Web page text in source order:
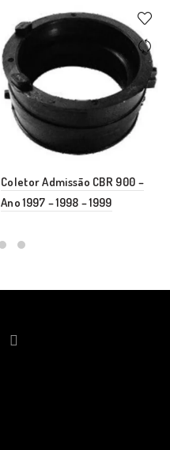
Coletor Admissão CBR 900 –
Ano 1997 – 1998 – 1999